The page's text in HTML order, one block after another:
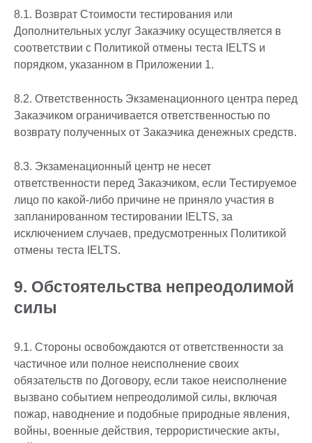
8.1. Возврат Стоимости тестирования или
Дополнительных услуг Заказчику осуществляется в
соответствии с Политикой отмены теста IELTS и
порядком, указанном в Приложении 1.
8.2. Ответственность Экзаменационного центра перед
Заказчиком ограничивается ответственностью по
возврату полученных от Заказчика денежных средств.
8.3. Экзаменационный центр не несет
ответственности перед Заказчиком, если Тестируемое
лицо по какой-либо причине не приняло участия в
запланированном тестировании IELTS, за
исключением случаев, предусмотренных Политикой
отмены теста IELTS.
9. Обстоятельства непреодолимой
силы
9.1. Стороны освобождаются от ответственности за
частичное или полное неисполнение своих
обязательств по Договору, если такое неисполнение
вызвано событием непреодолимой силы, включая
пожар, наводнение и подобные природные явления,
войны, военные действия, террористические акты,